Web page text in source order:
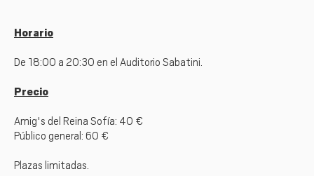
Horario
De 18:00 a 20:30 en el Auditorio Sabatini.
Precio
Amig's del Reina Sofía: 40 €
Público general: 60 €
Plazas limitadas.